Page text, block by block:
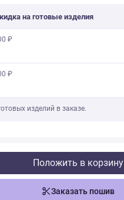
на готовые изделия
₽
₽
изделий в заказе.
Положить в корзину
Заказать пошив